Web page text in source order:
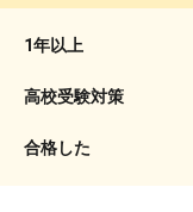
1年以上
高校受験対策
合格した